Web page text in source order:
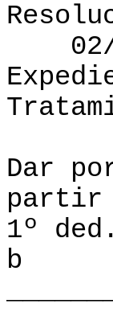
Dar
partir
1º
b